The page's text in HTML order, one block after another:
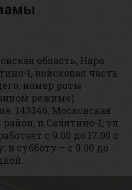
область, Наро-
1, войсковая часть
номер роты
режиме).
143346, Московская
п.Селятино-1, ул.
с 9.00 до 17.00 с
субботу – с 9.00 до